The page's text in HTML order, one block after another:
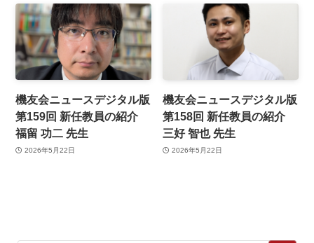
機友会ニュースデジタル版
第159回 新任教員の紹介
福留 功二 先生
2026年5月22日
機友会ニュースデジタル版
第158回 新任教員の紹介
三好 智也 先生
2026年5月22日